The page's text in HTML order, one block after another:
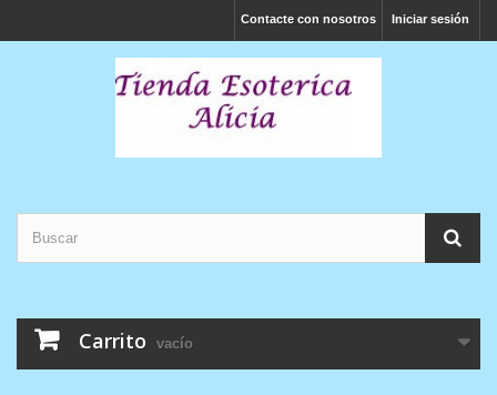
Iniciar sesión
Contacte con nosotros
Carrito vacío